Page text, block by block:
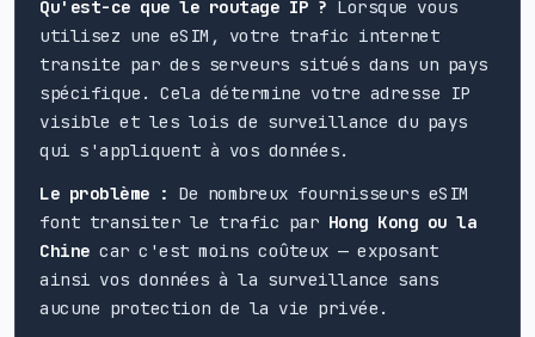
Qu'est-ce que le routage IP ? Lorsque vous
utilisez une eSIM, votre trafic internet
transite par des serveurs situés dans un pays
spécifique. Cela détermine votre adresse IP
visible et les lois de surveillance du pays
qui s'appliquent à vos données.
Le problème : De nombreux fournisseurs eSIM
font transiter le trafic par Hong Kong ou la
Chine car c'est moins coûteux — exposant
ainsi vos données à la surveillance sans
aucune protection de la vie privée.